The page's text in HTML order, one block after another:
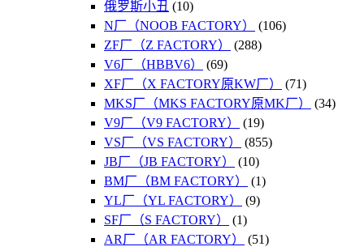
俄罗斯小丑 (10)
N厂（NOOB FACTORY）
(106)
ZF厂（Z FACTORY）
(288)
V6厂（HBBV6）
(69)
XF厂（X FACTORY原KW厂）
(71)
MKS厂（MKS FACTORY原MK厂）
(34)
V9厂（V9 FACTORY）
(19)
VS厂（VS FACTORY）
(855)
JB厂（JB FACTORY）
(10)
BM厂（BM FACTORY）
(1)
YL厂（YL FACTORY）
(9)
SF厂（S FACTORY）
(1)
AR厂（AR FACTORY）
(51)